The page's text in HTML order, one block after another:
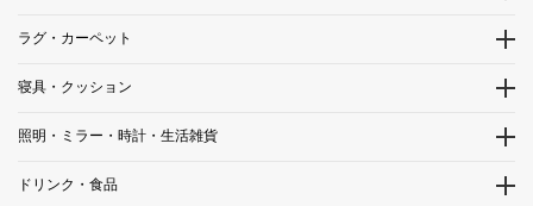
ラグ・カーペット
寝具・クッション
照明・ミラー・時計・生活雑貨
ドリンク・食品